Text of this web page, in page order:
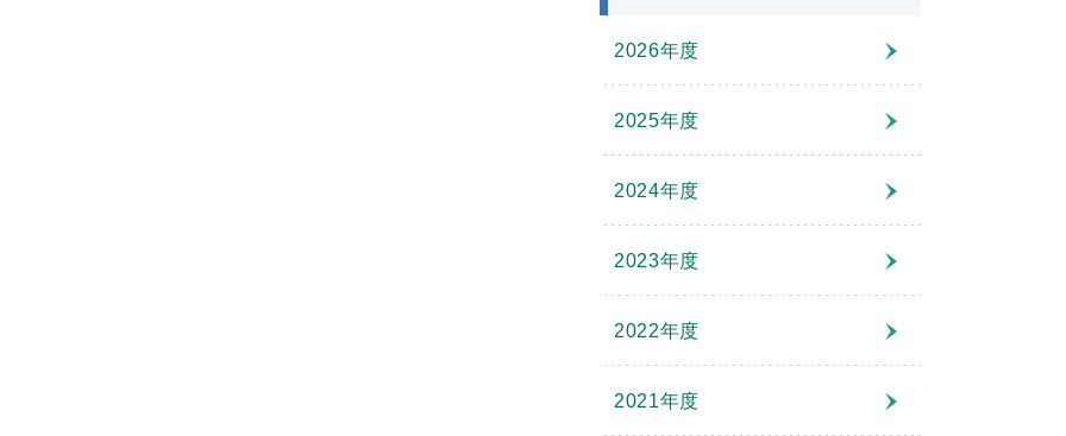
2026年度
2025年度
2024年度
2023年度
2022年度
2021年度